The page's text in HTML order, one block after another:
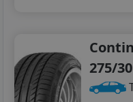
275/